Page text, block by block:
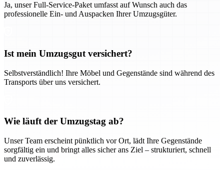
Ja, unser Full-Service-Paket umfasst auf Wunsch auch das
professionelle Ein- und Auspacken Ihrer Umzugsgüter.
Ist mein Umzugsgut versichert?
Selbstverständlich! Ihre Möbel und Gegenstände sind während des
Transports über uns versichert.
Wie läuft der Umzugstag ab?
Unser Team erscheint pünktlich vor Ort, lädt Ihre Gegenstände
sorgfältig ein und bringt alles sicher ans Ziel – strukturiert, schnell
und zuverlässig.